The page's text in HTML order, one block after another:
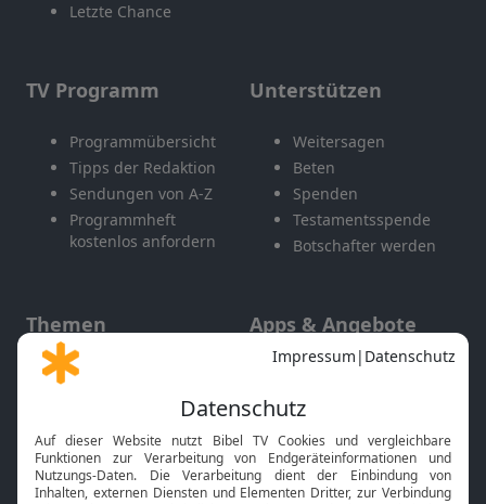
Letzte Chance
TV Programm
Programmübersicht
Tipps der Redaktion
Sendungen von A-Z
Programmheft
kostenlos anfordern
Unterstützen
Weitersagen
Beten
Spenden
Testamentsspende
Botschafter werden
Themen
Gott und Bibel erklärt
Neuigkeiten
Apps & Angebote
Mobile App
Smart TV
HbbTV